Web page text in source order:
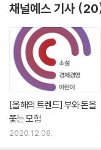
채널예스 기사 20
[올해의 트렌드] 부와 돈을
쫓는 모험
2020.12.08.